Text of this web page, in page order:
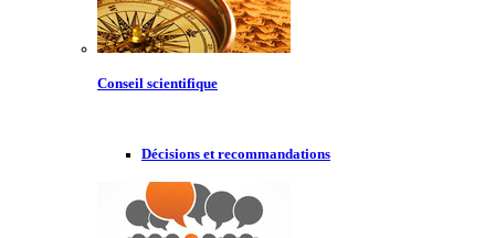
Conseil scientifique
Décisions et recommandations